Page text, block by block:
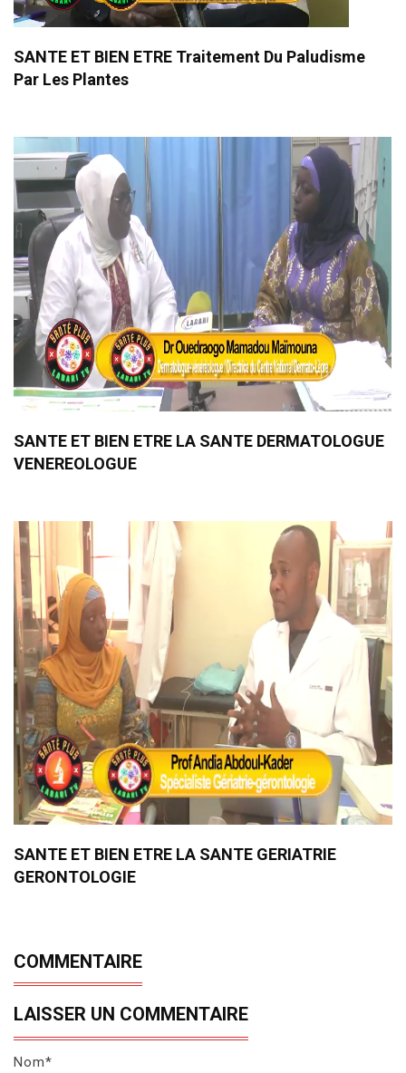
SANTE ET BIEN ETRE Traitement Du Paludisme
Par Les Plantes
SANTE ET BIEN ETRE LA SANTE DERMATOLOGUE
VENEREOLOGUE
SANTE ET BIEN ETRE LA SANTE GERIATRIE
GERONTOLOGIE
COMMENTAIRE
LAISSER UN COMMENTAIRE
Nom*